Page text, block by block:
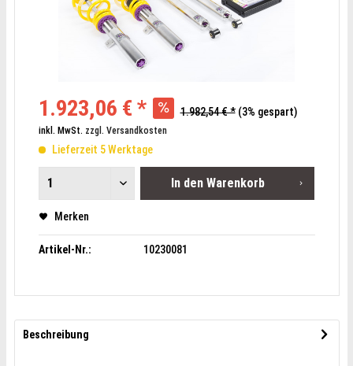
1.923,06 € * 1.982,54 € * (3% gespart)
inkl. MwSt. zzgl. Versandkosten
Lieferzeit 5 Werktage
In den Warenkorb
Merken
Artikel-Nr.: 10230081
Beschreibung